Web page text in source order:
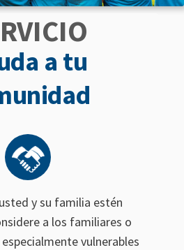
a tu
y su familia estén
a los familiares o
vulnerables